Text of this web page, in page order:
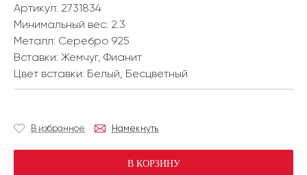
Артикул: 2731834
Минимальный вес: 2.3
Металл: Серебро 925
Вставки: Жемчуг, Фианит
Цвет вставки: Белый, Бесцветный
В избранное Намекнуть
В КОРЗИНУ